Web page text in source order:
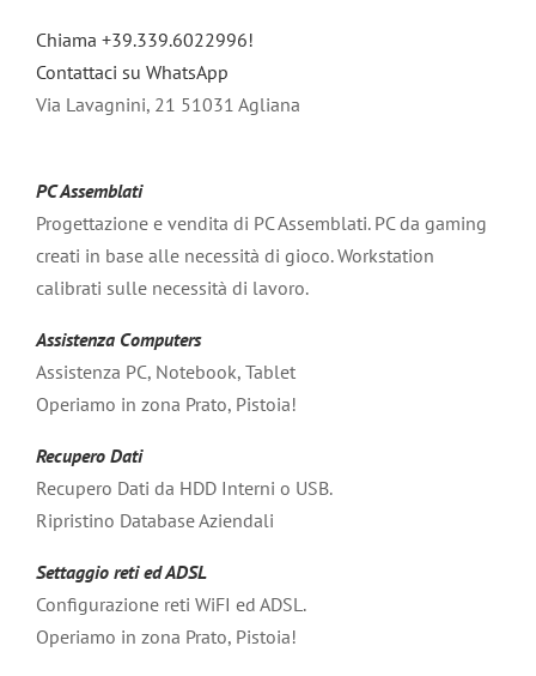
Chiama +39.339.6022996!
Contattaci su WhatsApp
Via Lavagnini, 21 51031 Agliana
PC Assemblati
Progettazione e vendita di PC Assemblati. PC da gaming
creati in base alle necessità di gioco. Workstation
calibrati sulle necessità di lavoro.
Assistenza Computers
Assistenza PC, Notebook, Tablet
Operiamo in zona Prato, Pistoia!
Recupero Dati
Recupero Dati da HDD Interni o USB.
Ripristino Database Aziendali
Settaggio reti ed ADSL
Configurazione reti WiFI ed ADSL.
Operiamo in zona Prato, Pistoia!